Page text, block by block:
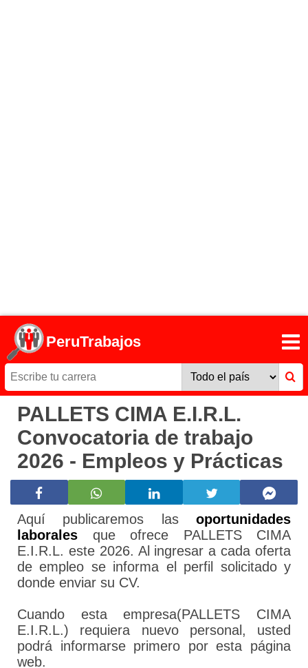
PeruTrabajos
PALLETS CIMA E.I.R.L.
Convocatoria de trabajo
2026 - Empleos y Prácticas
Aquí publicaremos las oportunidades
laborales que ofrece PALLETS CIMA
E.I.R.L. este 2026. Al ingresar a cada oferta
de empleo se informa el perfil solicitado y
donde enviar su CV.
Cuando esta empresa(PALLETS CIMA
E.I.R.L.) requiera nuevo personal, usted
podrá informarse primero por esta página
web.